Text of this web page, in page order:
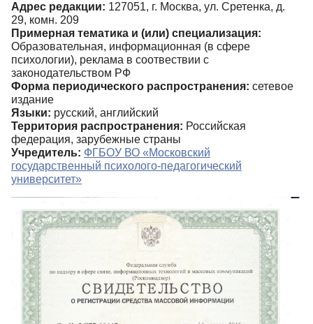
Адрес редакции: 127051, г. Москва, ул. Сретенка, д.
29, комн. 209
Примерная тематика и (или) специализация:
Образовательная, информационная (в сфере
психологии), реклама в соотвествии с
законодательством РФ
Форма периодического распространения: сетевое
издание
Языки: русский, английский
Территория распространения: Российская
федерация, зарубежные страны
Учредитель: ФГБОУ ВО «Московский
государственный психолого-педагогический
университет»